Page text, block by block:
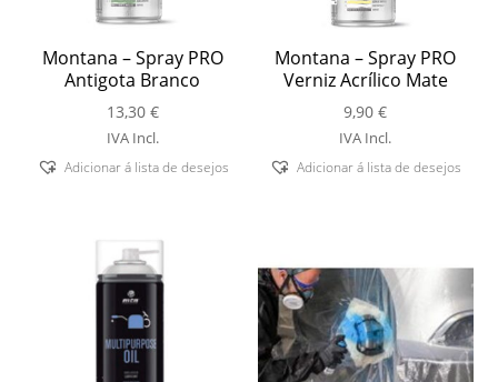
Montana – Spray PRO
Antigota Branco
13,30 €
IVA Incl.
Adicionar á lista de desejos
Montana – Spray PRO
Verniz Acrílico Mate
9,90€
IVA Incl.
Adicionar á lista de desejos